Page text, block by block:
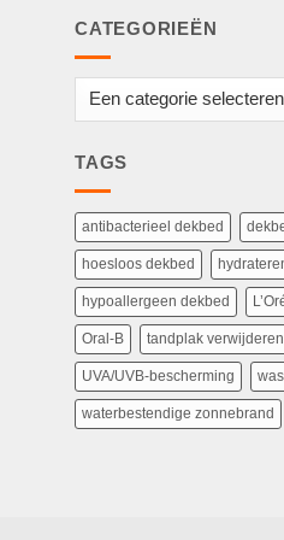
CATEGORIEËN
TAGS
antibacterieel dekbed
hoesloos dekbed
hypoallergeen dekbed
Oral-B tandplak verwijderen
UVA/UVB-bescherming
waterbestendige zonnebrand